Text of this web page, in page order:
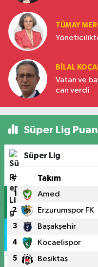
TÜMAY
BILAL
Vatan ve
can verdi
Süper Lig
Süper Lig
# Takım
1 Amed
2 Erzurumspor FK
3 Başakşehir
4 Kocaelispor
5 Beşiktaş